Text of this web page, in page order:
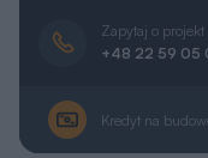
Zapytaj o projekt
+48 22 59 05
Kredyt na